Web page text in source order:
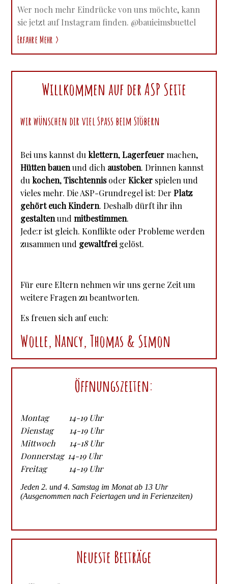
Wer noch mehr Eindrücke von uns möchte, kann
sie jetzt auf Instagram finden. @bauieimsbuettel
Erfahre Mehr
Willkommen auf der ASP Seite
wir wünschen dir viel Spass beim Stöbern
Bei uns kannst duklettern,Lagerfeuermachen,
Hütten bauenund dich austoben. Drinnen kannst
dukochen,TischtennisoderKicker spielen und
vieles mehr. Die ASP-Grundregel ist: DerPlatz
gehört euch Kindern. Deshalb dürft ihr ihn
gestaltenundmitbestimmen.
Jede:r ist gleich. Konflikte oder Probleme werden
zusammen und gewaltfreigelöst.
Für eure Eltern nehmen wir uns gerne Zeit um
weitere Fragen zu beantworten.
Es freuen sich auf euch:
Wolle, Nancy, Thomas & Simon
Öffnungszeiten:
Montag 14-19 Uhr
Dienstag 14-19 Uhr
Mittwoch 14-18 Uhr
Donnerstag 14-19 Uhr
Freitag 14-19 Uhr
Jeden 2. und 4. Samstag im Monat ab 13 Uhr
(Ausgenommen nach Feiertagen und in Ferienzeiten)
Neueste Beiträge